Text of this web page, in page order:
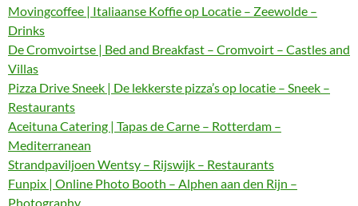
Movingcoffee | Italiaanse Koffie op Locatie – Zeewolde –
Drinks
De Cromvoirtse | Bed and Breakfast – Cromvoirt – Castles and
Villas
Pizza Drive Sneek | De lekkerste pizza’s op locatie – Sneek –
Restaurants
Aceituna Catering | Tapas de Carne – Rotterdam –
Mediterranean
Strandpaviljoen Wentsy – Rijswijk – Restaurants
Funpix | Online Photo Booth – Alphen aan den Rijn –
Photography